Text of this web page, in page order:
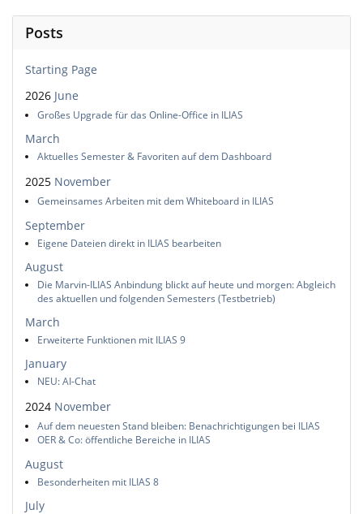
Posts
Starting Page
2026 June
Großes Upgrade für das Online-Office in ILIAS
March
Aktuelles Semester & Favoriten auf dem Dashboard
2025 November
Gemeinsames Arbeiten mit dem Whiteboard in ILIAS
September
Eigene Dateien direkt in ILIAS bearbeiten
August
Die Marvin-ILIAS Anbindung blickt auf heute und morgen: Abgleich
des aktuellen und folgenden Semesters (Testbetrieb)
March
Erweiterte Funktionen mit ILIAS 9
January
NEU: AI-Chat
2024 November
Auf dem neuesten Stand bleiben: Benachrichtigungen bei ILIAS
OER & Co: öffentliche Bereiche in ILIAS
August
Besonderheiten mit ILIAS 8
July